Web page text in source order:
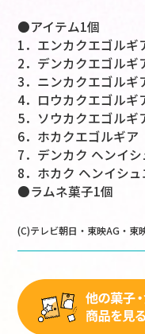
●アイテム1個
1．エンカクエゴルギ
2．デンカクエゴルギ
3．ニンカクエゴルギ
4．ロウカクエゴルギ
5．ソウカクエゴルギ
6．ホカクエゴルギア
7．デンカク ヘンイ
8．ホカク ヘンイシ
●ラムネ菓子1個
(C)テレビ朝日・東映AG・東